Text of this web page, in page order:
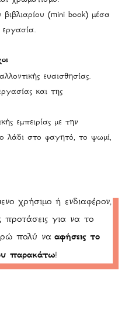
βιβλιαρίου (mini book) μέσα
ευαισθησίας.
και της
εμπειρίας με την
λάδι στο φαγητό, το ψωμί,
χρήσιμο ή ενδιαφέρον,
προτάσεις για να το
πολύ νααφήσεις το
παρακάτω!